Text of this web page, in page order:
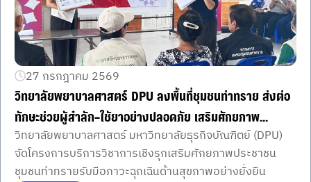
27 กรกฎาคม 2569
วิทยาลัยพยาบาลศาสตร์ DPU ลงพื้นที่ชุมชนท่าทราย ส่งต่อ
ทักษะช่วยผู้สำลัก–ใช้ยาอย่างปลอดภัย เสริมศักยภาพ
ประชาชนดูแลชีวิตในภาวะฉุกเฉิน
วิทยาลัยพยาบาลศาสตร์ มหาวิทยาลัยธุรกิจบัณฑิตย์ (DPU)
จัดโครงการบริการวิชาการเชิงรุกเสริมศักยภาพประชาชน
ชุมชนท่าทรายรับมือภาวะฉุกเฉินด้านสุขภาพอย่างยั่งยืน